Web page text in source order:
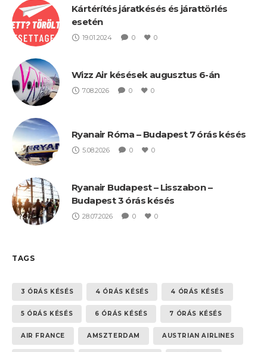
Kártérítés járatkésés és járattörlés
esetén
19.01.2024 0 0
Wizz Air késések augusztus 6-án
7.08.2026 0 0
Ryanair Róma – Budapest 7 órás késés
5.08.2026 0 0
Ryanair Budapest – Lisszabon –
Budapest 3 órás késés
28.07.2026 0 0
TAGS
3 ÓRÁS KÉSÉS 4 ÓRÁS KÉSÉS 4 ÓRÁS KÉSÉS
5 ÓRÁS KÉSÉS 6 ÓRÁS KÉSÉS 7 ÓRÁS KÉSÉS
AIR FRANCE AMSZTERDAM AUSTRIAN AIRLINES